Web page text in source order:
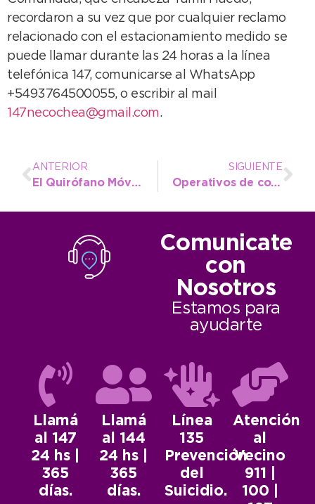
recordaron a su vez que por cualquier reclamo
relacionado con el estacionamiento medido se
puede llamar durante las 24 horas a la línea
telefónica 147, comunicarse al WhatsApp
+5493764500055, o escribir al mail
147necochea@gmail.com.
ANTERIOR
El Quirófano Móvil atenderá en Quequén desde el venidero lunes
SIGUIENTE
Operativos de control en la playa: se recuerda la vigencia de las normas que regulan la circulación
Comunicate
con
Nosotros
Estamos para
ayudarte
Llamá
al 147
24 hs |
365
días.
Llamá
al 144
24 hs |
365
días.
Línea
135
Prevención
del
Suicidio.
Atención
al
Vecino
911 |
100 |